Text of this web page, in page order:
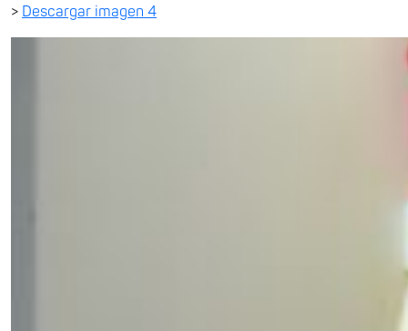
> Descargar imagen 4